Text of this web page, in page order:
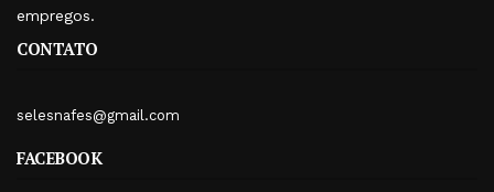
empregos.
CONTATO
selesnafes@gmail.com
FACEBOOK